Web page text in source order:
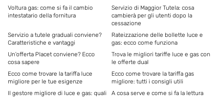
Voltura gas: come si fa il cambio
intestatario della fornitura
Servizio di Maggior Tutela: cosa
cambierà per gli utenti dopo la
cessazione
Servizio a tutele graduali conviene?
Caratteristiche e vantaggi
Rateizzazione delle bollette luce e
gas: ecco come funziona
Un’offerta Placet conviene? Ecco
cosa sapere
Trova le migliori tariffe luce e gas con
le offerte dual
Ecco come trovare la tariffa luce
migliore per le tue esigenze
Ecco come trovare la tariffa gas
migliore: tutti i consigli utili
Il gestore migliore di luce e gas: quali
A cosa serve e come si fa la lettura